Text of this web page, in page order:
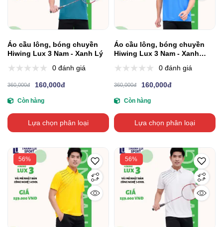
Áo cầu lông, bóng chuyền
Hiwing Lux 3 Nam - Xanh Lý
0 đánh giá
360,000đ 160,000đ
Còn hàng
Lựa chọn phân loại
Áo cầu lông, bóng chuyền
Hiwing Lux 3 Nam - Xanh
0 đánh giá
360,000đ 160,000đ
Còn hàng
Lựa chọn phân loại
56% 56%